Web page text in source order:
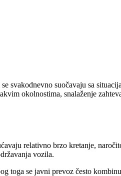
svakodnevno suočavaju sa
okolnostima, snalaženje
relativno brzo kretanje,
vozila.
toga se javni prevoz često